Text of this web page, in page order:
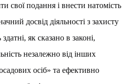
свої подання і внести натомість
досвід діяльності з захисту
як сказано в законі,
незалежно від інших
осіб» та ефективно